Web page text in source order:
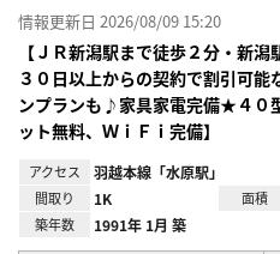
情報更新日 2026/08/09 15:20
【ＪＲ新潟駅まで徒歩２分・新潟
３０日以上からの契約で割引可能
ンプランも♪家具家電完備★４０
ット無料、ＷｉＦｉ完備】
アクセス 羽越本線「水原駅」
間取り 1K 面積
築年数 1991年 1月 築